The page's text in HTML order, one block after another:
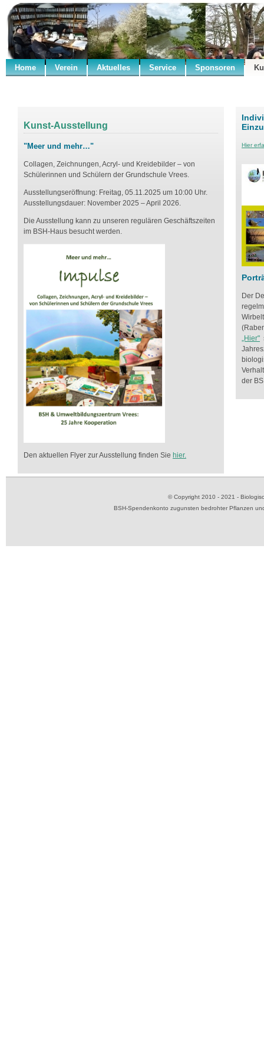
Home Verein Aktuelles Service Sponsoren
.
Kunst-Ausstellung
"Meer und mehr…"
Collagen, Zeichnungen, Acryl- und Kreidebilder – von
Schülerinnen und Schülern der Grundschule Vrees.
Ausstellungseröffnung: Freitag, 05.11.2025 um 10:00 Uhr.
Ausstellungsdauer: November 2025 – April 2026.
Die Ausstellung kann zu unseren regulären Geschäftszeiten
im BSH-Haus besucht werden.
Den aktuellen Flyer zur Ausstellung finden Sie hier.
Hier
Der
„Hier"
der
© Copyright 2010 - 2021 -
BSH-Spendenkonto zugunsten bedrohter Pflanzen